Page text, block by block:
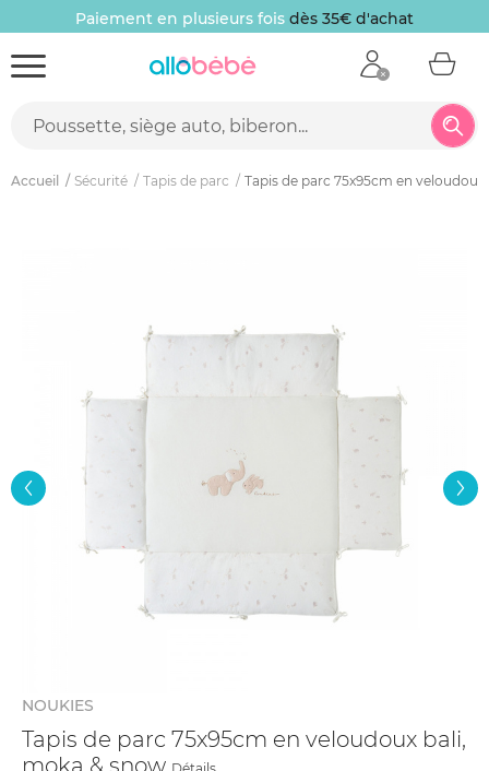
Paiement en plusieurs fois dès 35€ d'achat
Accueil Sécurité Tapis de parc Tapis de parc 75x95cm en
NOUKIES
Tapis de parc 75x95cm en veloudoux bali,
moka & snow